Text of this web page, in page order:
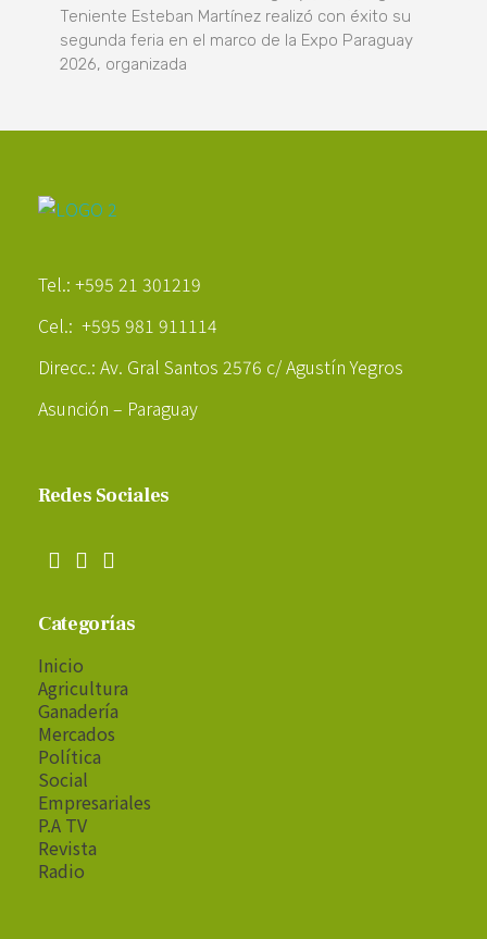
Teniente Esteban Martínez realizó con éxito su
segunda feria en el marco de la Expo Paraguay
2026, organizada
Tel.: +595 21 301219
Cel.: +595 981 911114
Direcc.: Av. Gral Santos 2576 c/ Agustín Yegros
Asunción – Paraguay
Redes Sociales
Categorías
Inicio
Agricultura
Ganadería
Mercados
Política
Social
Empresariales
P.A TV
Revista
Radio